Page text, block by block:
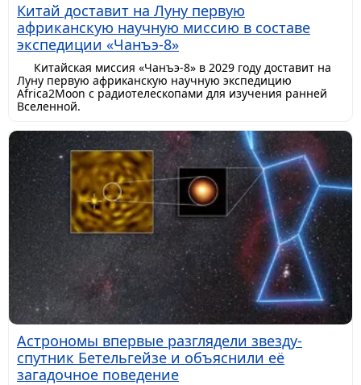
Китай доставит на Луну первую
африканскую научную миссию в составе
экспедиции «Чанъэ-8»
Китайская миссия «Чанъэ-8» в 2029 году доставит на
Луну первую африканскую научную экспедицию
Africa2Moon с радиотелескопами для изучения ранней
Вселенной.
Астрономы впервые разглядели звезду-
спутник Бетельгейзе и объяснили её
загадочное поведение